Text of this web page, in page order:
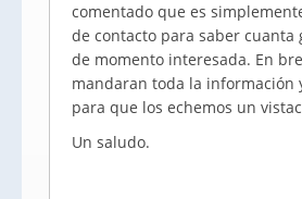
comentado que es
de contacto para saber cuanta
de momento interesada. En
mandaran toda la información
para que los echemos un
Un saludo.